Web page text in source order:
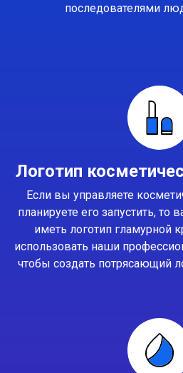
последователями
Логотип
Если вы управляете
планируете его запустить, то
иметь логотип гламурной
использовать наши
чтобы создать потрясающий